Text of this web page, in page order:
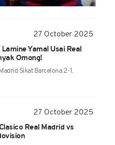
27 October 2025
Yamal Usai Real
Omong!
Sikat Barcelona 2-1.
27 October 2025
Real Madrid vs